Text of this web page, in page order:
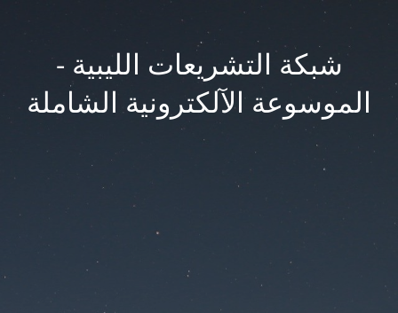
شبكة التشريعات الليبية -
الموسوعة الآلكترونية الشاملة